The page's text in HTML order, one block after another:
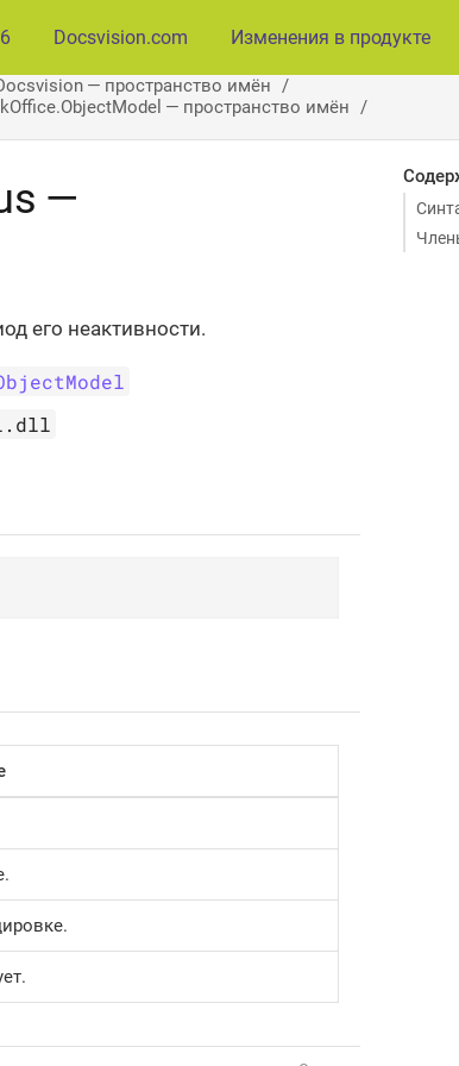
Docsvision.com Изменения в продукте
— пространство имён
— пространство имён
—
его неактивности.